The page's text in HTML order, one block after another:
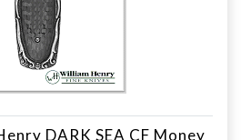
DARK SEA CF Money